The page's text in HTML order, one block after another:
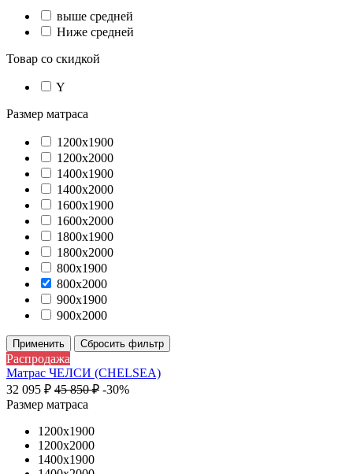
выше средней
Ниже средней
Товар со скидкой
Y
Размер матраса
1200х1900
1200х2000
1400х1900
1400х2000
1600х1900
1600х2000
1800х1900
1800х2000
800х1900
800х2000
900х1900
900х2000
Применить Сбросить фильтр
Распродажа
Матрас ЧЕЛСИ (CHELSEA)
32 095 ₽ 45 850₽ -30%
Размер матраса
1200х1900
1200х2000
1400х1900